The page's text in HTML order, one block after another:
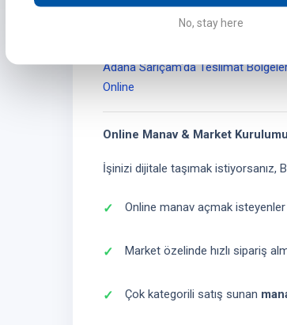
kolayca dijitale taşıyabilirsiniz.
Adana Sarıçam'da Teslimat
Online
Online Manav & Market
İşinizi dijitale taşımak istiyorsanız,
Online manav açmak
Market özelinde hızlı sipariş
Çok kategorili satış sunan
No, stay here